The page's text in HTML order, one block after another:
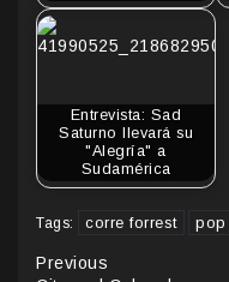
Entrevista: Sad
Saturno llevará su
"Alegría" a
Sudamérica
Tags: corre forrest pop
Continue
Previous